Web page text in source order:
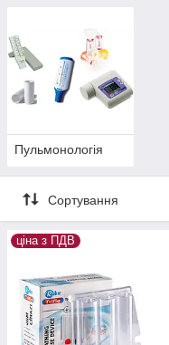
Пульмонологія
Сортування
ціна з ПДВ